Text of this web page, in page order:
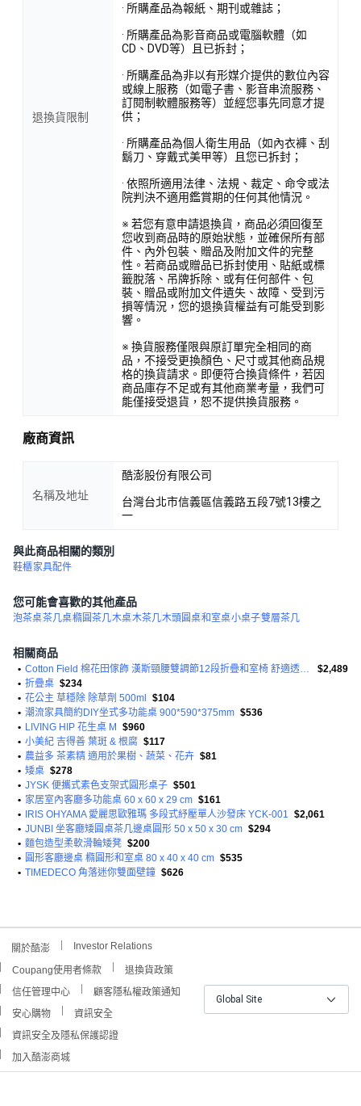
退換貨限制
· 所購產品為報紙、期刊或雜誌；
· 所購產品為影音商品或電腦軟體（如
CD、DVD等）且已拆封；
· 所購產品為非以有形媒介提供的數位內容
或線上服務（如電子書、影音串流服務、
訂閱制軟體服務等）並經您事先同意才提
供；
· 所購產品為個人衛生用品（如內衣褲、刮
鬍刀、穿戴式美甲等）且您已拆封；
· 依照所適用法律、法規、裁定、命令或法
院判決不適用鑑賞期的任何其他情況。
※ 若您有意申請退換貨，商品必須回復至
您收到商品時的原始狀態，並確保所有部
件、內外包裝、贈品及附加文件的完整
性。若商品或贈品已拆封使用、貼紙或標
籤脫落、吊牌拆除、或有任何部件、包
裝、贈品或附加文件遺失、故障、受到污
損等情況，您的退換貨權益有可能受到影
響。
※ 換貨服務僅限與原訂單完全相同的商
品，不接受更換顏色、尺寸或其他商品規
格的換貨請求。即便符合換貨條件，若因
商品庫存不足或有其他商業考量，我們可
能僅接受退貨，恕不提供換貨服務。
廠商資訊
名稱及地址
酷澎股份有限公司
台灣台北市信義區信義路五段7號13樓之
一
與此商品相關的類別
鞋櫃家具配件
您可能會喜歡的其他產品
泡茶桌茶几桌橢圓茶几木桌木茶几木頭圓桌和室桌小桌子雙層茶几
相關商品
•
$2,489
• 折疊桌 $234
• 花公主 草穩除 除草劑 500ml $104
• 潮流家具簡約DIY坐式多功能桌 900*590*375mm $536
• LIVING HIP 花生桌 M $960
• 小美紀 吉得善 葉斑 & 根腐 $117
• 農益多 茶素精 適用於果樹、蔬菜、花卉 $81
• 矮桌 $278
• JYSK 便攜式素色支架式圓形桌子 $501
• 家居室內客廳多功能桌 60 x 60 x 29 cm $161
• IRIS OHYAMA 愛麗思歐雅瑪 多段式紓壓單人沙發床 YCK-001
$2,061
• JUNBI 坐客廳矮圓桌茶几邊桌圓形 50 x 50 x 30 cm $294
• 麵包造型柔軟滑輪矮凳 $200
• 圓形客廳邊桌 橢圓形和室桌 80 x 40 x 40 cm $535
• TIMEDECO 角落迷你雙面壁鐘 $626
關於酷澎 Investor Relations
Coupang使用者條款
退換貨政策
信任管理中心
顧客隱私權政策通知
安心購物
資訊安全
資訊安全及隱私保護認證
加入酷澎商城
Global Site